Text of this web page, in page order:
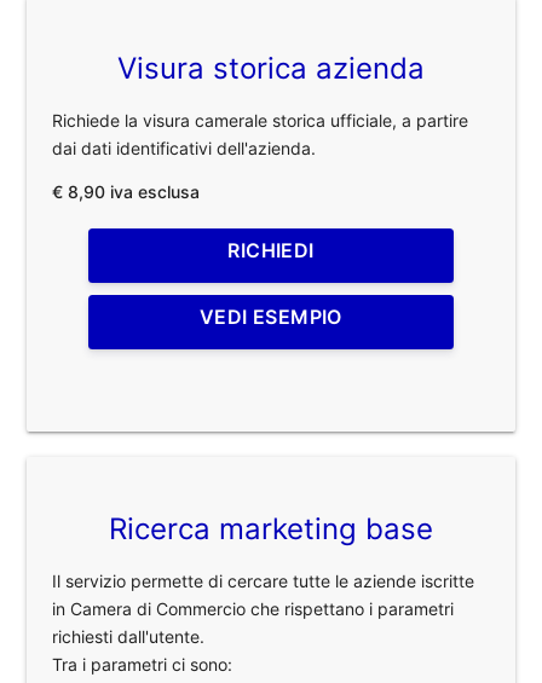
Visura storica azienda
Richiede la visura camerale storica ufficiale, a partire
dai dati identificativi dell'azienda.
€ 8,90 iva esclusa
RICHIEDI
VEDI ESEMPIO
Ricerca marketing base
Il servizio permette di cercare tutte le aziende iscritte
in Camera di Commercio che rispettano i parametri
richiesti dall'utente.
Tra i parametri ci sono: